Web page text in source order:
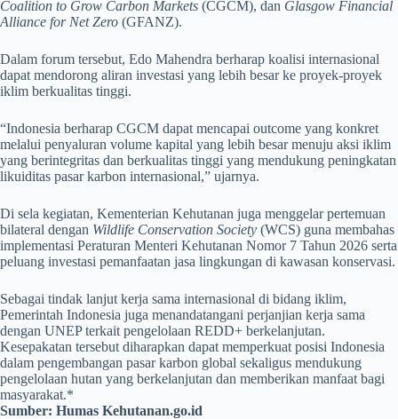
Coalition to Grow Carbon Markets (CGCM), dan Glasgow Financial
Alliance for Net Zero (GFANZ).
Dalam forum tersebut, Edo Mahendra berharap koalisi internasional
dapat mendorong aliran investasi yang lebih besar ke proyek-proyek
iklim berkualitas tinggi.
“Indonesia berharap CGCM dapat mencapai outcome yang konkret
melalui penyaluran volume kapital yang lebih besar menuju aksi iklim
yang berintegritas dan berkualitas tinggi yang mendukung peningkatan
likuiditas pasar karbon internasional,” ujarnya.
Di sela kegiatan, Kementerian Kehutanan juga menggelar pertemuan
bilateral dengan Wildlife Conservation Society (WCS) guna membahas
implementasi Peraturan Menteri Kehutanan Nomor 7 Tahun 2026 serta
peluang investasi pemanfaatan jasa lingkungan di kawasan konservasi.
Sebagai tindak lanjut kerja sama internasional di bidang iklim,
Pemerintah Indonesia juga menandatangani perjanjian kerja sama
dengan UNEP terkait pengelolaan REDD+ berkelanjutan.
Kesepakatan tersebut diharapkan dapat memperkuat posisi Indonesia
dalam pengembangan pasar karbon global sekaligus mendukung
pengelolaan hutan yang berkelanjutan dan memberikan manfaat bagi
masyarakat.*
Sumber: Humas Kehutanan.go.id